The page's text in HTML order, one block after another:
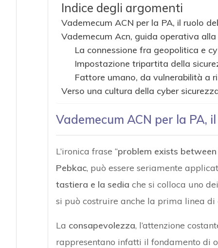
Indice degli argomenti
Vademecum ACN per la PA, il ruolo
Vademecum Acn, guida operativa
La connessione fra geopolitica e
Impostazione tripartita della
Fattore umano, da vulnerabilità a
Verso una cultura della cyber
Vademecum ACN per la PA,
L’ironica frase “problem exists
Pebkac, può essere seriamente
tastiera e la sedia che si colloca uno
si può costruire anche la prima linea di
La consapevolezza, l’attenzione
rappresentano infatti il fondamento di